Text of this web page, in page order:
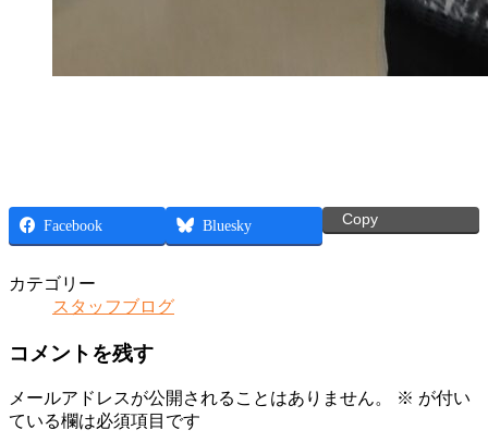
Facebook Bluesky Copy
カテゴリー
スタッフブログ
コメントを残す
メールアドレスが公開されることはありません。 ※ が付い
ている欄は必須項目です